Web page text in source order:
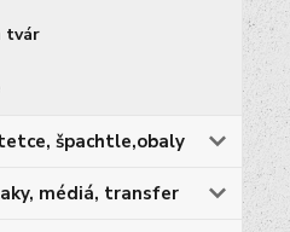
tvár
špachtle,obaly
médiá, transfer